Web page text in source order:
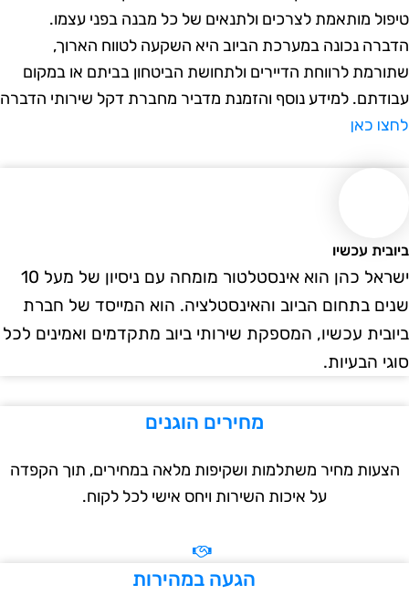
מותאמת לצרכים ולתנאים של כל מבנה בפני עצמו.
נכונה במערכת הביוב היא השקעה לטווח הארוך,
לרווחת הדיירים ולתחושת הביטחון בביתם או במקום
למידע נוסף והזמנת מדביר מחברת דקל שירותי הדברה
כאן
עכשיו
ישראל כהן הוא אינסטלטור מומחה עם ניסיון של מעל 10
בתחום הביוב והאינסטלציה. הוא המייסד של חברת
עכשיו, המספקת שירותי ביוב מתקדמים ואמינים לכל
הבעיות.
מחירים הוגנים
מחיר משתלמות ושקיפות מלאה במחירים, תוך הקפדה
על איכות השירות ויחס אישי לכל לקוח.
הגעה במהירות